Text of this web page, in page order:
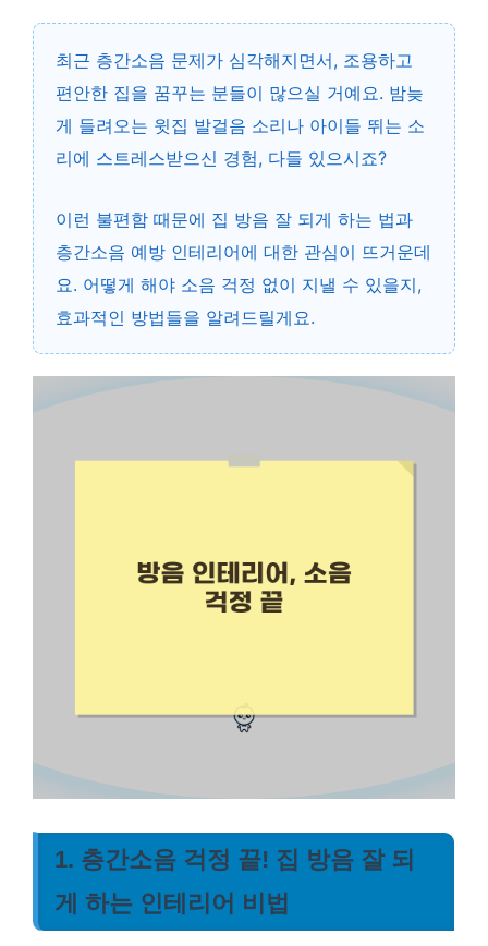
최근 층간소음 문제가 심각해지면서, 조용하고
편안한 집을 꿈꾸는 분들이 많으실 거예요. 밤늦
게 들려오는 윗집 발걸음 소리나 아이들 뛰는 소
리에 스트레스받으신 경험, 다들 있으시죠?
이런 불편함 때문에 집 방음 잘 되게 하는 법과
층간소음 예방 인테리어에 대한 관심이 뜨거운데
요. 어떻게 해야 소음 걱정 없이 지낼 수 있을지,
효과적인 방법들을 알려드릴게요.
1. 층간소음 걱정 끝! 집 방음 잘 되
게 하는 인테리어 비법